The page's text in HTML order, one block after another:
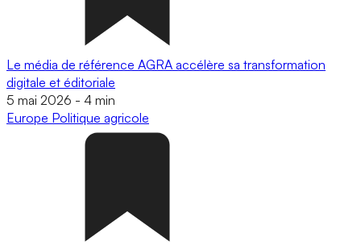
Le média de référence AGRA accélère sa transformation
digitale et éditoriale
5 mai 2026 - 4 min
Europe Politique agricole